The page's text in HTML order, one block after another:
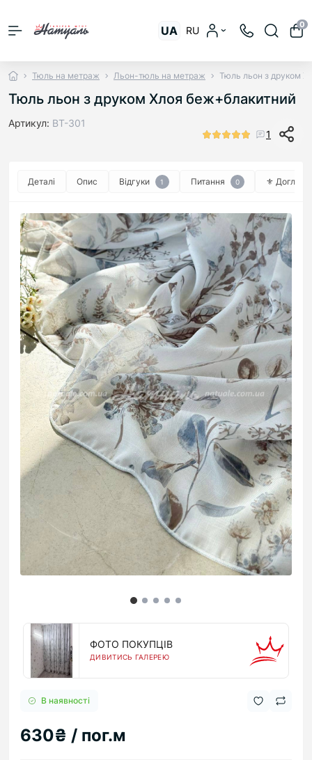
UA RU
0
Тюль на метраж Льон-тюль на метраж Тюль льон з друком
Тюль льон з друком Хлоя беж+блакитний
Артикул: ВТ-301
1
Деталі Опис Відгуки 1 Питання 0 ⚜︎ Догляд
ФОТО ПОКУПЦІВ
ДИВИТИСЬ ГАЛЕРЕЮ
В наявності
630₴ / пог.м